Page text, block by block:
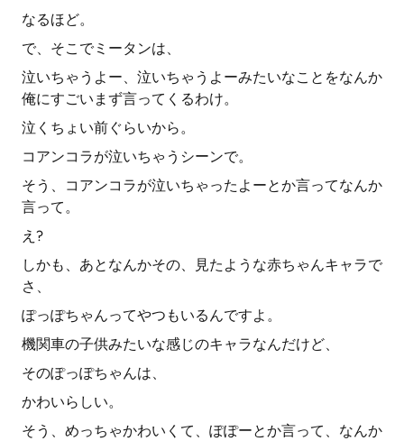
なるほど。
で、そこでミータンは、
泣いちゃうよー、泣いちゃうよーみたいなことをなんか
俺にすごいまず言ってくるわけ。
泣くちょい前ぐらいから。
コアンコラが泣いちゃうシーンで。
そう、コアンコラが泣いちゃったよーとか言ってなんか
言って。
え?
しかも、あとなんかその、見たような赤ちゃんキャラで
さ、
ぽっぽちゃんってやつもいるんですよ。
機関車の子供みたいな感じのキャラなんだけど、
そのぽっぽちゃんは、
かわいらしい。
そう、めっちゃかわいくて、ぽぽーとか言って、なんか